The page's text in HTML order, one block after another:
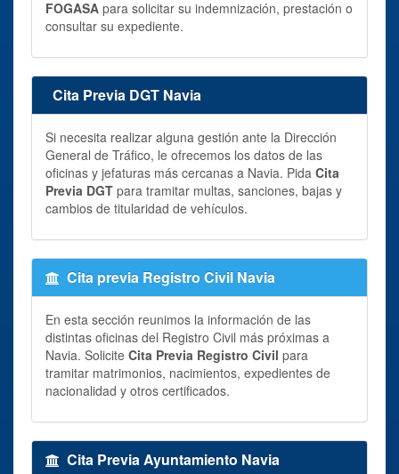
FOGASA para solicitar su indemnización, prestación o
consultar su expediente.
Cita Previa DGT Navia
Si necesita realizar alguna gestión ante la Dirección
General de Tráfico, le ofrecemos los datos de las
oficinas y jefaturas más cercanas a Navia. Pida Cita
Previa DGT para tramitar multas, sanciones, bajas y
cambios de titularidad de vehículos.
Cita previa Registro Civil Navia
En esta sección reunimos la información de las
distintas oficinas del Registro Civil más próximas a
Navia. Solicite Cita Previa Registro Civil para
tramitar matrimonios, nacimientos, expedientes de
nacionalidad y otros certificados.
Cita Previa Ayuntamiento Navia